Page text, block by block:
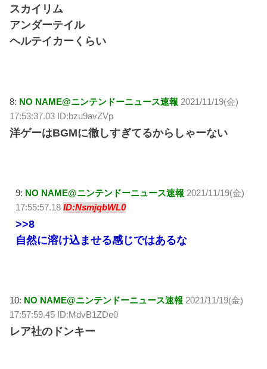
スカイリム
アンダーテイル
ヘルテイカーくらい
8: NO NAME@ニンテンドーニュース速報 2021/11/19(金)
17:53:37.03 ID:bzu9avZVp
洋ゲーはBGMに徹しすぎてるからしゃーない
9: NO NAME@ニンテンドーニュース速報 2021/11/19(金)
17:55:57.18ID:NsmjqbWL0
>>8
自然に溶け込ませる感じではあるな
10: NO NAME@ニンテンドーニュース速報 2021/11/19(金)
17:57:59.45 ID:MdvB1ZDe0
レア社のドンキー